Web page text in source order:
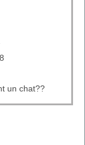
un chat??